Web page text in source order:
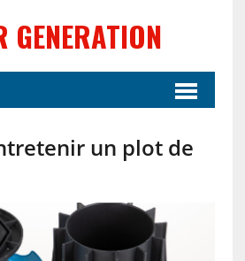
GENERATION
un plot de